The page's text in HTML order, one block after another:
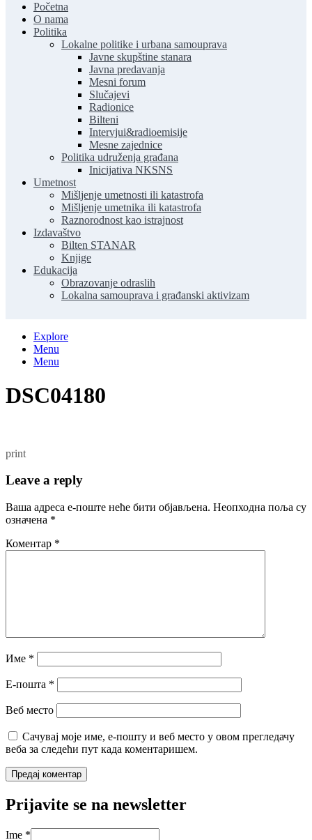
Početna
O nama
Politika
Lokalne politike i urbana samouprava
Javne skupštine stanara
Javna predavanja
Mesni forum
Slučajevi
Radionice
Bilteni
Intervjui&radioemisije
Mesne zajednice
Politika udruženja građana
Inicijativa NKSNS
Umetnost
Mišljenje umetnosti ili katastrofa
Mišljenje umetnika ili katastrofa
Raznorodnost kao istrajnost
Izdavaštvo
Bilten STANAR
Knjige
Edukacija
Obrazovanje odraslih
Lokalna samouprava i građanski aktivizam
Explore
Menu
Menu
DSC04180
print
Leave a reply
Ваша адреса е-поште неће бити објављена. Неопходна поља су
означена *
Коментар *
Име *
Е-пошта *
Веб место
Сачувај моје име, е-пошту и веб место у овом прегледачу
веба за следећи пут када коментаришем.
Prijavite se na newsletter
Ime *